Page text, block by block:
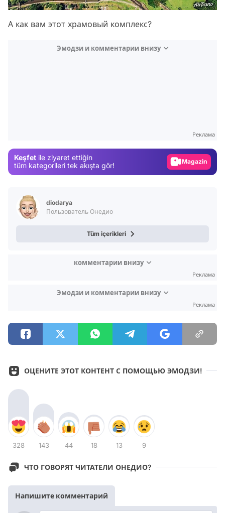
А как вам этот храмовый комплекс?
Эмодзи и комментарии внизу
Реклама
Keşfet ile ziyaret ettiğin
tüm kategorileri tek akışta gör!
Video
diodarya
Пользователь Онедио
Tüm içerikleri
комментарии внизу
Реклама
Эмодзи и комментарии внизу
Реклама
ОЦЕНИТЕ ЭТОТ КОНТЕНТ С ПОМОЩЬЮ ЭМОДЗИ!
328 143 44 18 13 9
ЧТО ГОВОРЯТ ЧИТАТЕЛИ ОНЕДИО?
Напишите комментарий